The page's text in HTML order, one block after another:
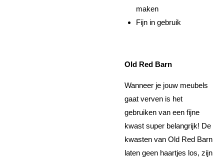
maken
Fijn in gebruik
Old Red Barn
Wanneer je jouw meubels
gaat verven is het
gebruiken van een fijne
kwast super belangrijk! De
kwasten van Old Red Barn
laten geen haartjes los, zijn